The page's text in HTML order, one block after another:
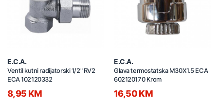
E.C.A.
Ventil kutni radijatorski 1/2" RV2
ECA 102120332
8,95 KM
E.C.A.
Glava termostatska M30X1.5 ECA
602120170 Krom
16,50 KM